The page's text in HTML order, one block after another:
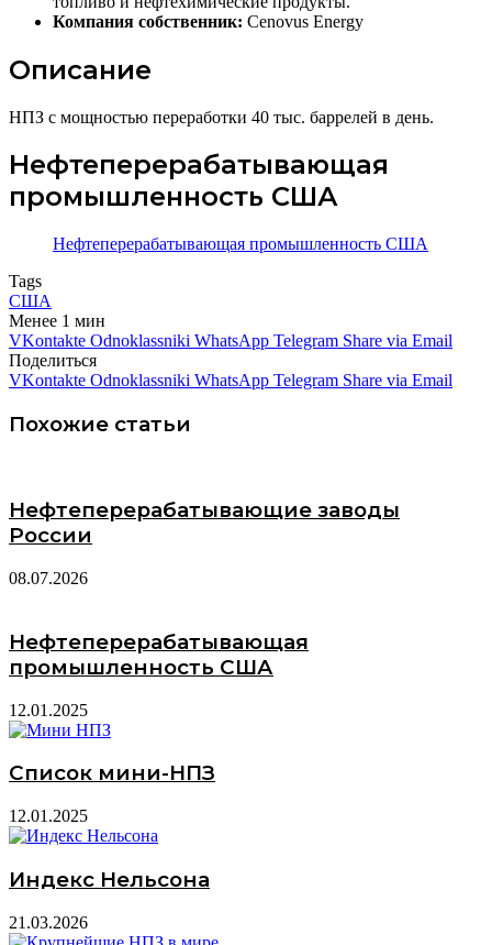
Компания собственник: Cenovus Energy
Описание
НПЗ с мощностью переработки 40 тыс. баррелей в день.
Нефтеперерабатывающая
промышленность США
Нефтеперерабатывающая промышленность США
Tags
США
Менее 1 мин
VKontakte Odnoklassniki WhatsApp Telegram Share via Email
Поделиться
VKontakte Odnoklassniki WhatsApp Telegram Share via Email
Похожие статьи
Нефтеперерабатывающие заводы
России
08.07.2026
Нефтеперерабатывающая
промышленность США
12.01.2025
Список мини-НПЗ
12.01.2025
Индекс Нельсона
21.03.2026